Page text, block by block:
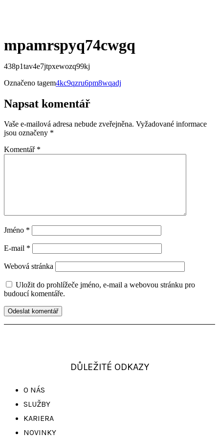
mpamrspyq74cwgq
438p1tav4e7jtpxewozq99kj
Označeno tagem4kc9qzru6pm8wqadj
Napsat komentář
Vaše e-mailová adresa nebude zveřejněna. Vyžadované informace
jsou označeny *
Komentář *
Jméno *
E-mail *
Webová stránka
Uložit do prohlížeče jméno, e-mail a webovou stránku pro
budoucí komentáře.
DŮLEŽITÉ ODKAZY
O NÁS
SLUŽBY
KARIERA
NOVINKY